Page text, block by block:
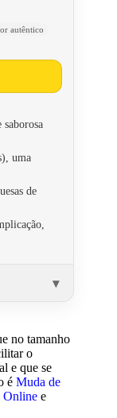
autêntico
saborosa
uma
de
no tamanho
o
e que se
é Muda de
Online e